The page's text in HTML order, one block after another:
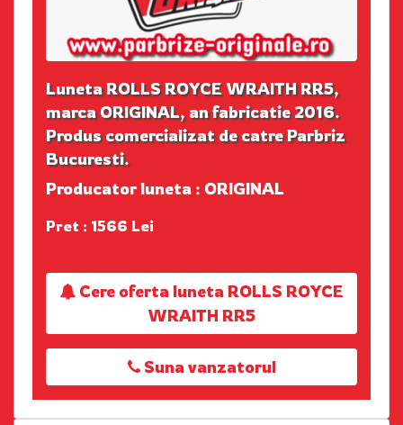
Luneta ROLLS ROYCE WRAITH RR5,
marca ORIGINAL, an fabricatie 2016.
Produs comercializat de catre Parbriz
Bucuresti.
Producator luneta : ORIGINAL
Pret : 1566 Lei
Cere oferta luneta ROLLS ROYCE
WRAITH RR5
Suna vanzatorul